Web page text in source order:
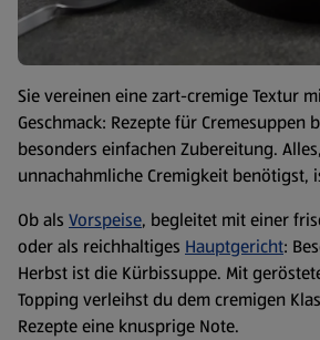
Sie vereinen eine zart-cremige Textur
Geschmack: Rezepte für Cremesuppen
besonders einfachen Zubereitung.
unnachahmliche Cremigkeit benötigst,
Ob als Vorspeise, begleitet mit einer
oder als reichhaltiges Hauptgericht:
Herbst ist die Kürbissuppe. Mit
Topping verleihst du dem cremigen
Rezepte eine knusprige Note.